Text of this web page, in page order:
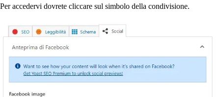
Per accedervi dovrete cliccare sul simbolo della condivisione.